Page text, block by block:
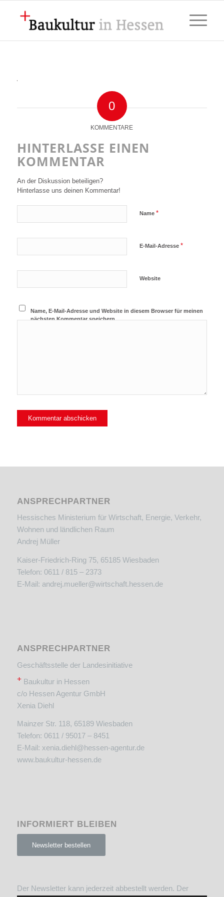
0
KOMMENTARE
HINTERLASSE EINEN
KOMMENTAR
An der Diskussion beteiligen?
Hinterlasse uns deinen Kommentar!
Name *
E-Mail-Adresse *
Website
Name, E-Mail-Adresse und Website in diesem Browser für meinen
nächsten Kommentar speichern.
ANSPRECHPARTNER
Hessisches Ministerium für Wirtschaft, Energie, Verkehr,
Wohnen und ländlichen Raum
Andrej Müller
Kaiser-Friedrich-Ring 75, 65185 Wiesbaden
Telefon: 0611 / 815 – 2373
E-Mail: andrej.mueller@wirtschaft.hessen.de
ANSPRECHPARTNER
Geschäftsstelle der Landesinitiative
+Baukultur in Hessen
c/o Hessen Agentur GmbH
Xenia Diehl
Mainzer Str. 118, 65189 Wiesbaden
Telefon: 0611 / 95017 – 8451
E-Mail: xenia.diehl@hessen-agentur.de
www.baukultur-hessen.de
INFORMIERT BLEIBEN
Newsletter bestellen
Der Newsletter kann jederzeit abbestellt werden. Der